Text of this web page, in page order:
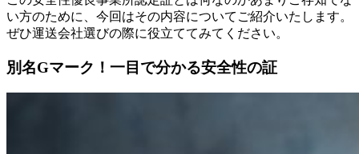
い方のために、今回はその内容についてご紹介いたします。
ぜひ運送会社選びの際に役立ててみてください。
別名Gマーク！一目で分かる安全性の証